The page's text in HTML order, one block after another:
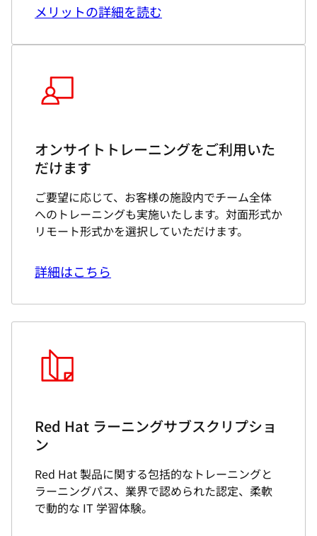
メリットの詳細を読む
オンサイトトレーニングをご利用いた
だけます
ご要望に応じて、お客様の施設内でチーム全体
へのトレーニングも実施いたします。対面形式か
リモート形式かを選択していただけます。
詳細はこちら
Red Hat ラーニングサブスクリプショ
ン
Red Hat 製品に関する包括的なトレーニングと
ラーニングパス、業界で認められた認定、柔軟
で動的な IT 学習体験。